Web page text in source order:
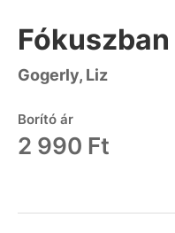
Gogerly, Liz
Borító ár
2 990 Ft